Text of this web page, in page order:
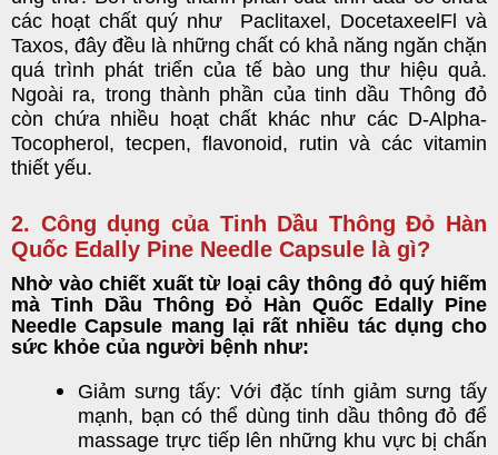
các hoạt chất quý như Paclitaxel, DocetaxeelFl và
Taxos, đây đều là những chất có khả năng ngăn chặn
quá trình phát triển của tế bào ung thư hiệu quả.
Ngoài ra, trong thành phần của tinh dầu Thông đỏ
còn chứa nhiều hoạt chất khác như các D-Alpha-
Tocopherol , tecpen, flavonoid, rutin và các vitamin
thiết yếu.
2. Công dụng của Tinh Dầu Thông Đỏ Hàn
Quốc Edally Pine Needle Capsule là gì?
Nhờ vào chiết xuất từ loại cây thông đỏ quý hiếm
mà Tinh Dầu Thông Đỏ Hàn Quốc Edally Pine
Needle Capsule mang lại rất nhiều tác dụng cho
sức khỏe của người bệnh như:
Giảm sưng tấy: Với đặc tính giảm sưng tấy
mạnh, bạn có thể dùng tinh dầu thông đỏ để
massage trực tiếp lên những khu vực bị chấn